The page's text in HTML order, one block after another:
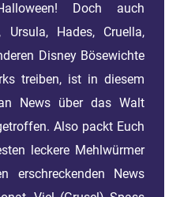
Doch auch
Ursula, Hades, Cruella,
Disney Bösewichte
treiben, ist in diesem
News über das Walt
Also packt Euch
leckere Mehlwürmer
erschreckenden News